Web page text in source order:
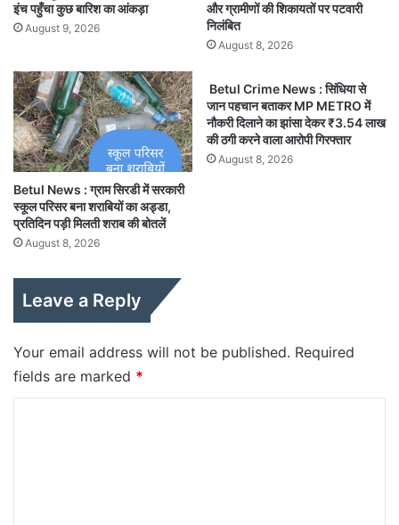
इंच पहुँचा कुछ बारिश का आंकड़ा
August 9, 2026
और ग्रामीणों की शिकायतों पर पटवारी
निलंबित
August 8, 2026
Betul News : ग्राम सिरडी में सरकारी
स्कूल परिसर बना शराबियों का अड्डा,
प्रतिदिन पड़ी मिलती शराब की बोतलें
August 8, 2026
Betul Crime News : सिंधिया से
जान पहचान बताकर MP METRO में
नौकरी दिलाने का झांसा देकर ₹3.54 लाख
की ठगी करने वाला आरोपी गिरफ्तार
August 8, 2026
Leave a Reply
Your email address will not be published. Required
fields are marked *